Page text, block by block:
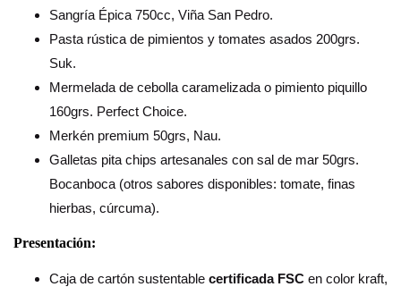
Sangría Épica 750cc, Viña San Pedro.
Pasta rústica de pimientos y tomates asados 200grs.
Suk.
Mermelada de cebolla caramelizada o pimiento piquillo
160grs. Perfect Choice.
Merkén premium 50grs, Nau.
Galletas pita chips artesanales con sal de mar 50grs.
Bocanboca (otros sabores disponibles: tomate, finas
hierbas, cúrcuma).
Presentación:
Caja de cartón sustentable certificada FSC en color kraft,